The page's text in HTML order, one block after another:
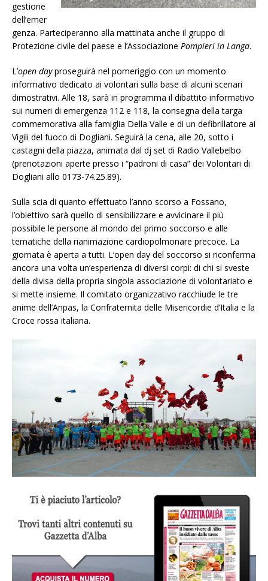
gestione
dell’emer
genza. Parteciperanno alla mattinata anche il gruppo di
Protezione civile del paese e l’Associazione Pompieri in Langa.
L’open dayproseguirà nel pomeriggio con un momento
informativo dedicato ai volontari sulla base di alcuni scenari
dimostrativi. Alle 18, sarà in programma il dibattito informativo
sui numeri di emergenza 112 e 118, la consegna della targa
commemorativa alla famiglia Della Valle e di un defibrillatore ai
Vigili del fuoco di Dogliani. Seguirà la cena, alle 20, sotto i
castagni della piazza, animata dal dj set di Radio Vallebelbo
(prenotazioni aperte presso i “padroni di casa” dei Volontari di
Dogliani allo 0173-74.25.89).
Sulla scia di quanto effettuato l’anno scorso a Fossano,
l’obiettivo sarà quello di sensibilizzare e avvicinare il più
possibile le persone al mondo del primo soccorso e alle
tematiche della rianimazione cardiopolmonare precoce. La
giornata è aperta a tutti. L’open day del soccorso si riconferma
ancora una volta un’esperienza di diversi corpi: di chi si sveste
della divisa della propria singola associazione di volontariato e
si mette insieme. Il comitato organizzativo racchiude le tre
anime dell’Anpas, la Confraternita delle Misericordie d’Italia e la
Croce rossa italiana.